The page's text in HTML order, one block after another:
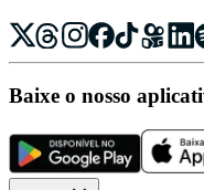
Baixe o nosso